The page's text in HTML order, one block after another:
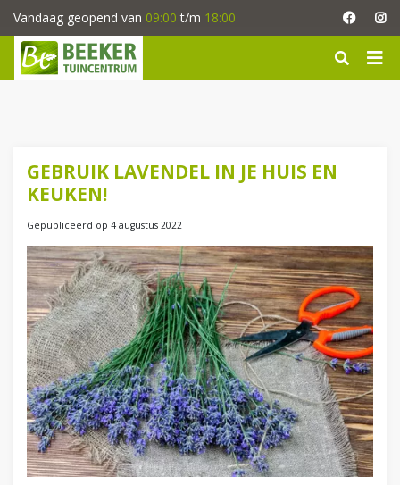
a
Vandaag geopend van 09:00 t/m 18:00
GEBRUIK LAVENDEL IN JE HUIS EN
KEUKEN!
Gepubliceerd op 4 augustus 2022